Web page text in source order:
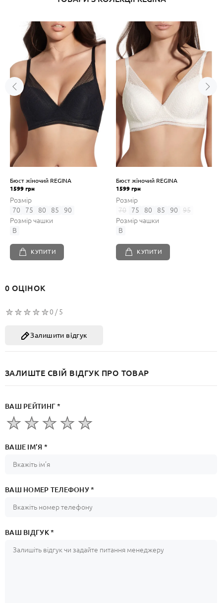
Бюст жіночий REGINA
1599 грн
Розмір
70
75 80 85
90
Розмір чашки
B
КУПИТИ
Бюст жіночий REGINA
1599 грн
Розмір
70
75 80 85 90
95
Розмір чашки
B
КУПИТИ
0 ОЦІНОК
0 / 5
Залишити відгук
ЗАЛИШТЕ СВІЙ ВІДГУК ПРО ТОВАР
ВАШ РЕЙТИНГ *
ВАШЕ ІМ’Я *
ВАШ НОМЕР ТЕЛЕФОНУ *
ВАШ ВІДГУК *